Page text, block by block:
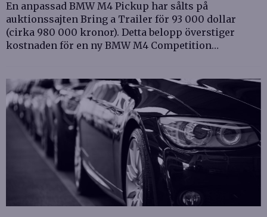
En anpassad BMW M4 Pickup har sålts på
auktionssajten Bring a Trailer för 93 000 dollar
(cirka 980 000 kronor). Detta belopp överstiger
kostnaden för en ny BMW M4 Competition…